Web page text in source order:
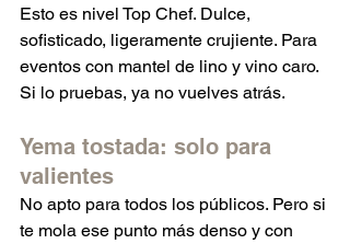
Esto es nivel Top Chef. Dulce,
sofisticado, ligeramente crujiente. Para
eventos con mantel de lino y vino caro.
Si lo pruebas, ya no vuelves atrás.
Yema tostada: solo para
valientes
No apto para todos los públicos. Pero si
te mola ese punto más denso y con